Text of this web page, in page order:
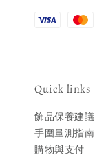
Quick links
飾品保養建議
手圍量測指南
購物與支付